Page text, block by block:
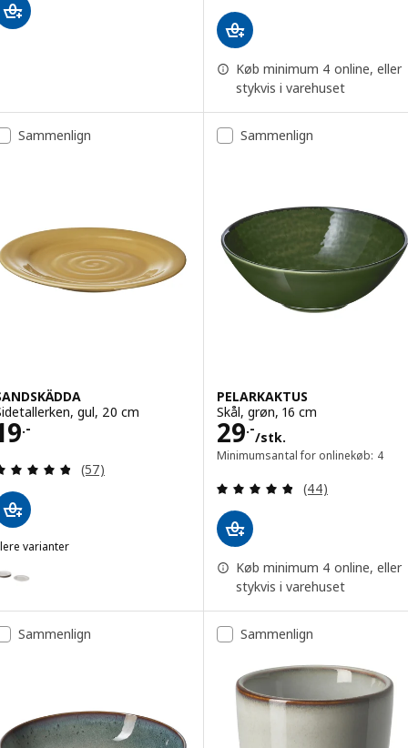
Køb minimum 4 online, eller
stykvis i varehuset
Sammenlign
gul, 20 cm
.- 19.-
Anmeld: 4.8 ud af 5 Stjerner. Anmeldelser i alt:
(57)
varianter
SANDSKÄDDA, Sidetallerken, lys gråbeige, 20 cm
Sammenlign
PELARKAKTUS
Skål, grøn, 16 cm
29.-
/stk.
Pris 29.-/stk.
Minimumsantal for onlinekøb: 4
Anmeld: 4.8 ud
(44)
Køb minimum 4 online, eller
stykvis i varehuset
Sammenlign Sammenlign